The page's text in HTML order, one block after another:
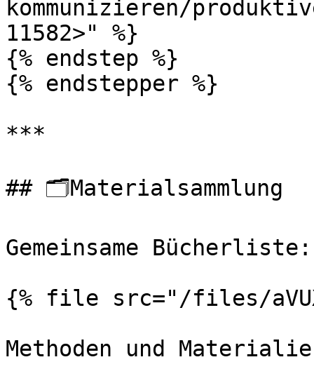
kommunizieren/
11582>" %}
{% endstep %}
{% endstepper %}
***
## 🗂️Materialsammlung
Gemeinsame Bücherliste:
{% file src="/files/
Methoden und